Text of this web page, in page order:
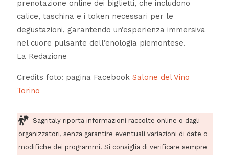
prenotazione online dei biglietti, che includono
calice, taschina e i token necessari per le
degustazioni, garantendo un’esperienza immersiva
nel cuore pulsante dell’enologia piemontese.
La Redazione
Credits foto: pagina Facebook Salone del Vino
Torino
Sagritaly riporta informazioni raccolte online o dagli
organizzatori, senza garantire eventuali variazioni di date o
modifiche dei programmi. Si consiglia di verificare sempre